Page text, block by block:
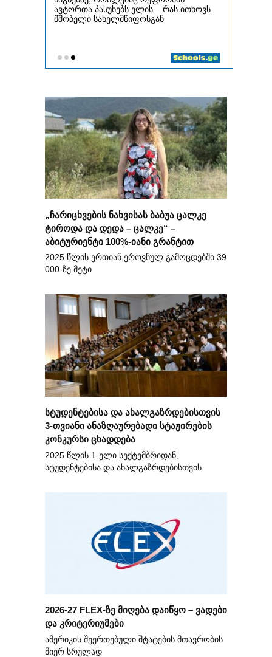
„ჩარიცხვების ნახვისას ბაბუა ცალკე
ტიროდა და დედა – ცალკე“ –
აბიტურიენტი 100%-იანი გრანტით
2025 წლის ერთიან ეროვნულ გამოცდებში 39
000-ზე მეტი
სტუდენტებისა და ახალგაზრდებისთვის
3-თვიანი ანაზღაურებადი სტაჟირების
კონკურსი ცხადდება
2025 წლის 1-ელი სექტემბრიდან,
სტუდენტებისა და ახალგაზრდებისთვის
2026-27 FLEX-ზე მიღება დაიწყო – ვადები
და კრიტერიუმები
ამერიკის შეერთებული შტატების მთავრობის
მიერ სრულად